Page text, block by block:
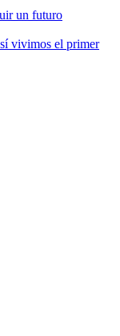
un futuro
vivimos el primer